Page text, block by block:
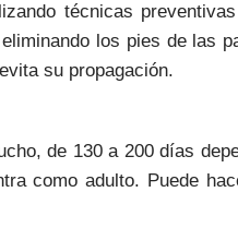
técnicas
los pies de las
su propagación.
de 130 a 200 días
como adulto. Puede